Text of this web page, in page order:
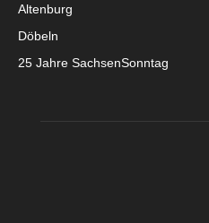
Altenburg
Döbeln
25 Jahre SachsenSonntag